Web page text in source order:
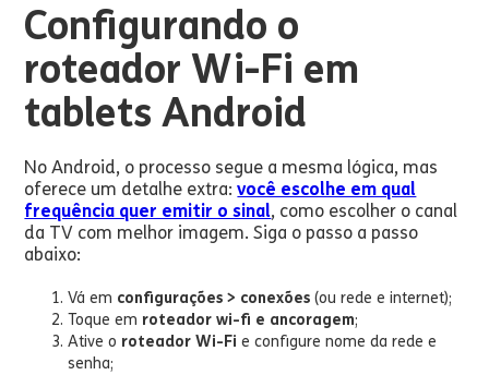
Configurando o
roteador Wi-Fi em
tablets Android
No Android, o processo segue a mesma lógica, mas
oferece um detalhe extra:você escolhe em qual
frequência quer emitir o sinal, como escolher o canal
da TV com melhor imagem. Siga o passo a passo
abaixo:
Vá em configurações > conexões (ou rede e internet);
Toque em roteador wi-fi e ancoragem;
Ative o roteador Wi-Fi e configure nome da rede e
senha;